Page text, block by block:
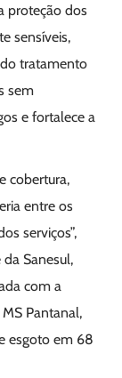
proteção dos
sensíveis,
tratamento
sem
e fortalece a
cobertura,
entre os
serviços”,
Sanesul,
com a
Pantanal,
esgoto em 68